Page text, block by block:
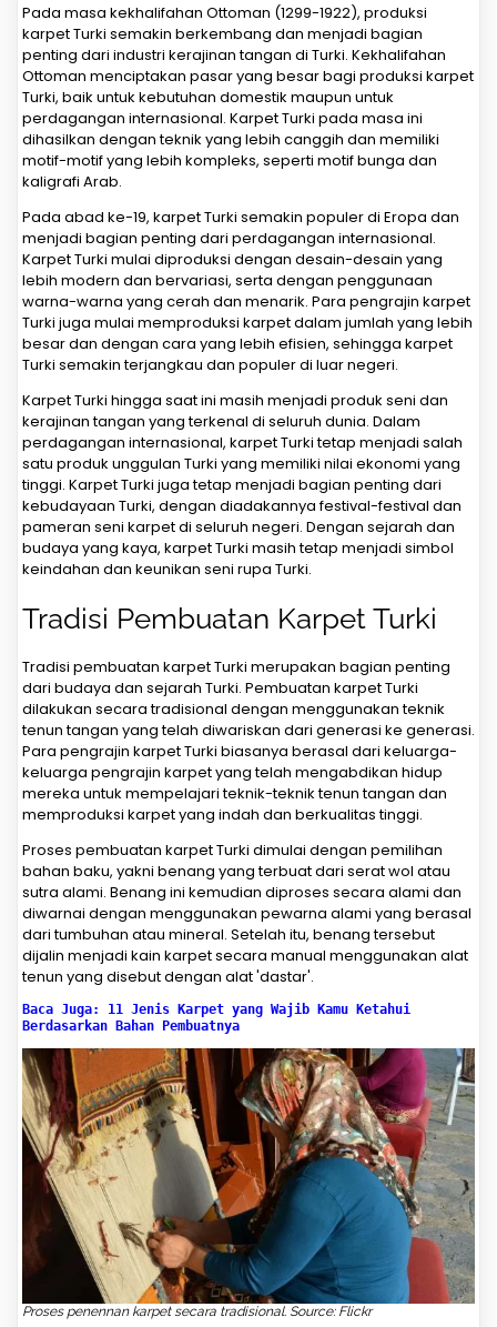
Pada masa kekhalifahan Ottoman (1299-1922), produksi
karpet Turki semakin berkembang dan menjadi bagian
penting dari industri kerajinan tangan di Turki. Kekhalifahan
Ottoman menciptakan pasar yang besar bagi produksi karpet
Turki, baik untuk kebutuhan domestik maupun untuk
perdagangan internasional. Karpet Turki pada masa ini
dihasilkan dengan teknik yang lebih canggih dan memiliki
motif-motif yang lebih kompleks, seperti motif bunga dan
kaligrafi Arab.
Pada abad ke-19, karpet Turki semakin populer di Eropa dan
menjadi bagian penting dari perdagangan internasional.
Karpet Turki mulai diproduksi dengan desain-desain yang
lebih modern dan bervariasi, serta dengan penggunaan
warna-warna yang cerah dan menarik. Para pengrajin karpet
Turki juga mulai memproduksi karpet dalam jumlah yang lebih
besar dan dengan cara yang lebih efisien, sehingga karpet
Turki semakin terjangkau dan populer di luar negeri.
Karpet Turki hingga saat ini masih menjadi produk seni dan
kerajinan tangan yang terkenal di seluruh dunia. Dalam
perdagangan internasional, karpet Turki tetap menjadi salah
satu produk unggulan Turki yang memiliki nilai ekonomi yang
tinggi. Karpet Turki juga tetap menjadi bagian penting dari
kebudayaan Turki, dengan diadakannya festival-festival dan
pameran seni karpet di seluruh negeri. Dengan sejarah dan
budaya yang kaya, karpet Turki masih tetap menjadi simbol
keindahan dan keunikan seni rupa Turki.
Tradisi Pembuatan Karpet Turki
Tradisi pembuatan karpet Turki merupakan bagian penting
dari budaya dan sejarah Turki. Pembuatan karpet Turki
dilakukan secara tradisional dengan menggunakan teknik
tenun tangan yang telah diwariskan dari generasi ke generasi.
Para pengrajin karpet Turki biasanya berasal dari keluarga-
keluarga pengrajin karpet yang telah mengabdikan hidup
mereka untuk mempelajari teknik-teknik tenun tangan dan
memproduksi karpet yang indah dan berkualitas tinggi.
Proses pembuatan karpet Turki dimulai dengan pemilihan
bahan baku, yakni benang yang terbuat dari serat wol atau
sutra alami. Benang ini kemudian diproses secara alami dan
diwarnai dengan menggunakan pewarna alami yang berasal
dari tumbuhan atau mineral. Setelah itu, benang tersebut
dijalin menjadi kain karpet secara manual menggunakan alat
tenun yang disebut dengan alat 'dastar'.
Baca Juga: 11 Jenis Karpet yang Wajib Kamu Ketahui
Berdasarkan Bahan Pembuatnya
Proses penennan karpet secara tradisional. Source: Flickr